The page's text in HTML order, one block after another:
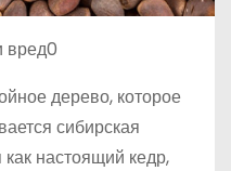
дерево, которое
сибирская
настоящий кедр,